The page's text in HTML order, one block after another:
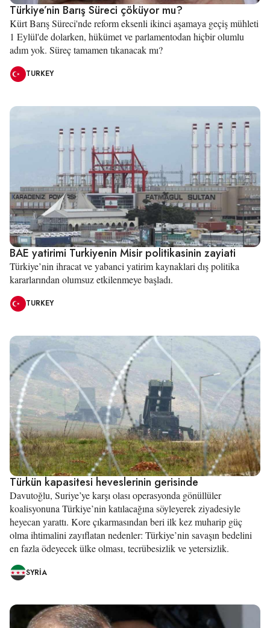
Türkiye’nin Barış Süreci çöküyor mu?
Kürt Barış Süreci'nde reform eksenli ikinci aşamaya geçiş mühleti
1 Eylül'de dolarken, hükümet ve parlamentodan hiçbir olumlu
adım yok. Süreç tamamen tıkanacak mı?
TURKEY
BAE yatirimi Turkiyenin Misir politikasinin zayiati
Türkiye’nin ihracat ve yabanci yatirim kaynaklari dış politika
kararlarından olumsuz etkilenmeye başladı.
TURKEY
Türkün kapasitesi heveslerinin gerisinde
Davutoğlu, Suriye’ye karşı olası operasyonda gönüllüler
koalisyonuna Türkiye’nin katılacağına söyleyerek ziyadesiyle
heyecan yarattı. Kore çıkarmasından beri ilk kez muharip güç
olma ihtimalini zayıflatan nedenler: Türkiye’nin savaşın bedelini
en fazla ödeyecek ülke olması, tecrübesizlik ve yetersizlik.
SYRIA